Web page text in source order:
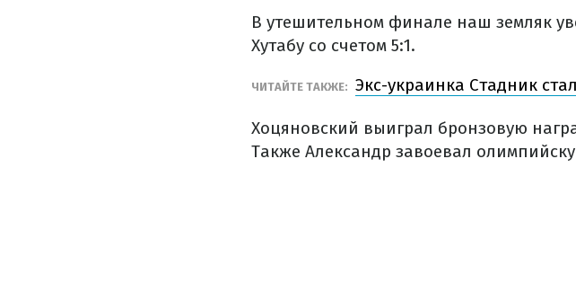
В утешительном финале наш земляк
Хутабу со счетом 5:1.
ЧИТАЙТЕ ТАКЖЕ: Экс-украинка Стадник
Хоцяновский выиграл бронзовую
Также Александр завоевал